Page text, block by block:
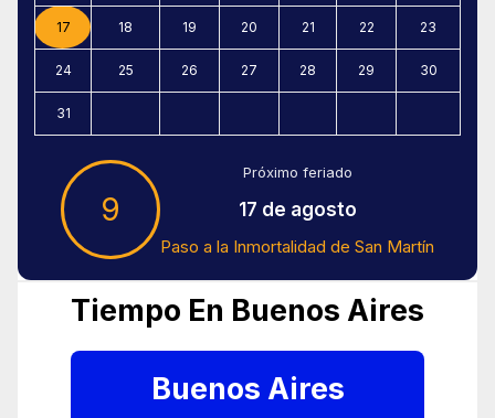
17 18 19 20 21 22 23
24 25 26 27 28 29 30
31
9
Próximo feriado
17 de agosto
Paso a la Inmortalidad de San Martín
Tiempo En Buenos Aires
Buenos Aires